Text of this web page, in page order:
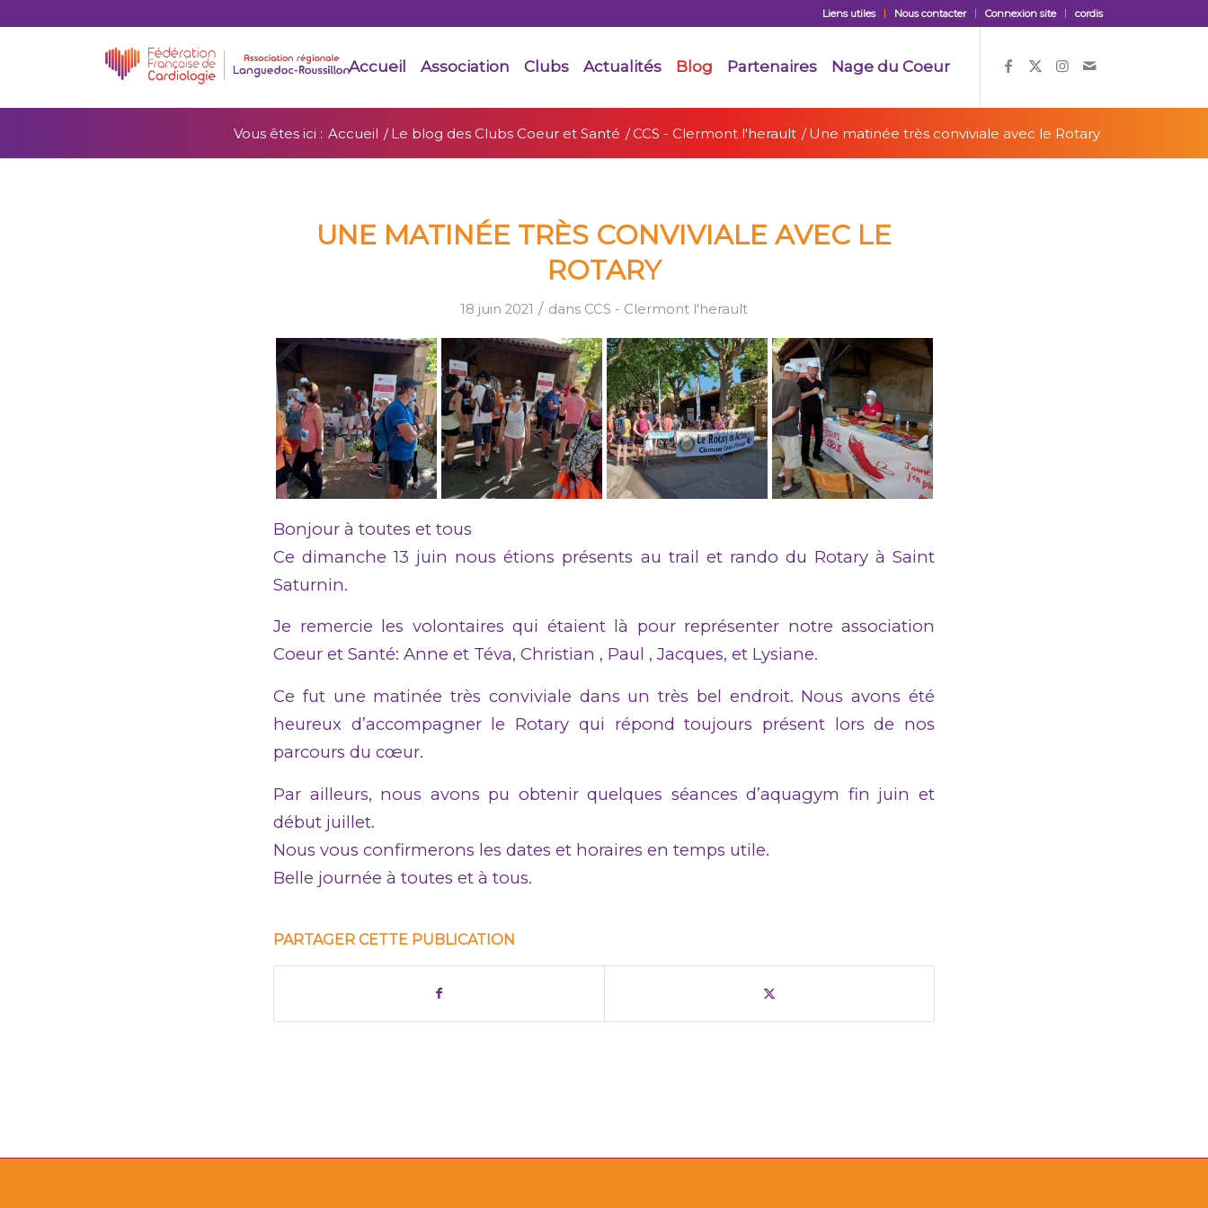
Liens utiles Nous contacter Connexion site cordis
Accueil Association Clubs Actualités Blog Partenaires Nage du Coeur
Vous êtes ici : Accueil / Le blog des Clubs Coeur et Santé / CCS - Clermont l'herault / Une matinée très conviviale avec le Rotary
UNE MATINÉE TRÈS CONVIVIALE AVEC LE
ROTARY
18 juin 2021 / dans CCS - Clermont l'herault
Bonjour à toutes et tous
Ce dimanche 13 juin nous étions présents au trail et rando du Rotary à Saint
Saturnin.
Je remercie les volontaires qui étaient là pour représenter notre association
Coeur et Santé: Anne et Téva, Christian , Paul , Jacques, et Lysiane.
Ce fut une matinée très conviviale dans un très bel endroit. Nous avons été
heureux d’accompagner le Rotary qui répond toujours présent lors de nos
parcours du cœur.
Par ailleurs, nous avons pu obtenir quelques séances d’aquagym fin juin et
début juillet.
Nous vous confirmerons les dates et horaires en temps utile.
Belle journée à toutes et à tous.
PARTAGER CETTE PUBLICATION